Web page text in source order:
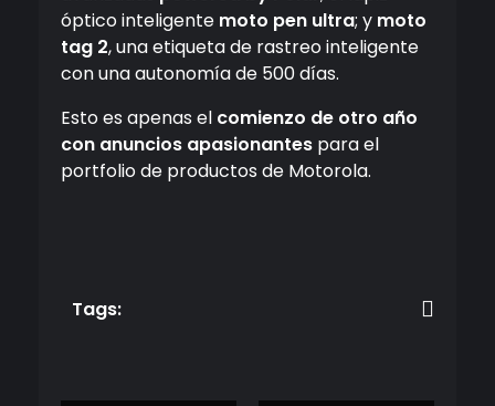
óptico inteligente moto pen ultra; y moto
tag 2, una etiqueta de rastreo inteligente
con una autonomía de 500 días.
Esto es apenas el comienzo de otro año
con anuncios apasionantes para el
portfolio de productos de Motorola.
Tags: